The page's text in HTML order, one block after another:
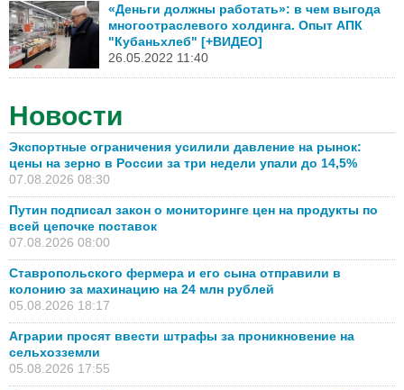
«Деньги должны работать»: в чем выгода
многоотраслевого холдинга. Опыт АПК
"Кубаньхлеб" [+ВИДЕО]
26.05.2022 11:40
Новости
Экспортные ограничения усилили давление на рынок:
цены на зерно в России за три недели упали до 14,5%
07.08.2026 08:30
Путин подписал закон о мониторинге цен на продукты по
всей цепочке поставок
07.08.2026 08:00
Ставропольского фермера и его сына отправили в
колонию за махинацию на 24 млн рублей
05.08.2026 18:17
Аграрии просят ввести штрафы за проникновение на
сельхозземли
05.08.2026 17:55